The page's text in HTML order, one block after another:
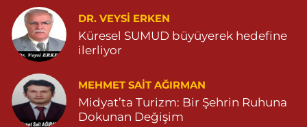
Şahin Eczanesi
KAPLAN MAHALLESİ MARDİN CADDESİ NO:25 C 05551514905
Özdemir Eczanesi
YENİ MAHALLE 3086 SOKAK NO:4 3 04825413121
DR. VEYSI ERKEN
Küresel SUMUD büyüyerek hedefine
ilerliyor
MEHMET SAIT AĞIRMAN
Midyat’ta Turizm: Bir Şehrin Ruhuna
Dokunan Değişim